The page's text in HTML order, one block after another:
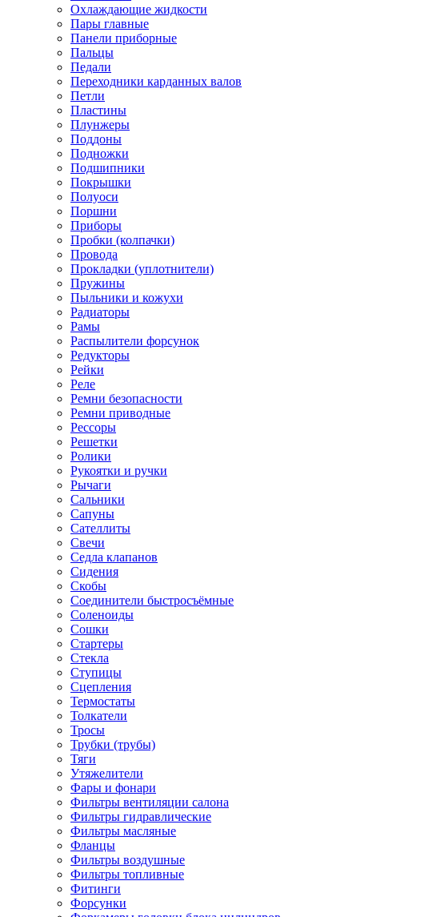
Охлаждающие жидкости
Пары главные
Панели приборные
Пальцы
Педали
Переходники карданных валов
Петли
Пластины
Плунжеры
Поддоны
Подножки
Подшипники
Покрышки
Полуоси
Поршни
Приборы
Пробки (колпачки)
Провода
Прокладки (уплотнители)
Пружины
Пыльники и кожухи
Радиаторы
Рамы
Распылители форсунок
Редукторы
Рейки
Реле
Ремни безопасности
Ремни приводные
Рессоры
Решетки
Ролики
Рукоятки и ручки
Рычаги
Сальники
Сапуны
Сателлиты
Свечи
Седла клапанов
Сидения
Скобы
Соединители быстросъёмные
Соленоиды
Сошки
Стартеры
Стекла
Ступицы
Сцепления
Термостаты
Толкатели
Тросы
Трубки (трубы)
Тяги
Утяжелители
Фары и фонари
Фильтры вентиляции салона
Фильтры гидравлические
Фильтры масляные
Фланцы
Фильтры воздушные
Фильтры топливные
Фитинги
Форсунки